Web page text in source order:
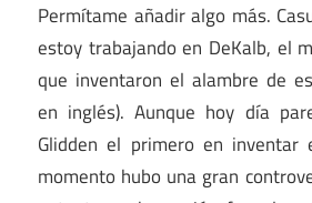
Permítame añadir algo más.
estoy trabajando en DeKalb, el
que inventaron el alambre de
en inglés). Aunque hoy día
Glidden el primero en inventar
momento hubo una gran